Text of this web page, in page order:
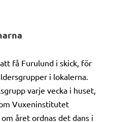
få Furulund i skick, för
i lokalerna.
varje vecka i huset,
Vuxeninstitutet
året ordnas det dans i